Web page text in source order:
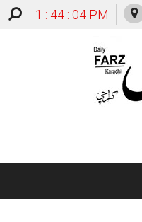
1 : 44 : 05 PM